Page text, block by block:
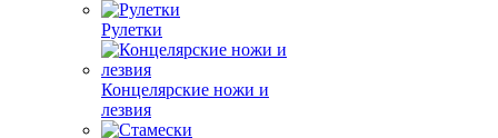
Рулетки
Концелярские ножи и
лезвия